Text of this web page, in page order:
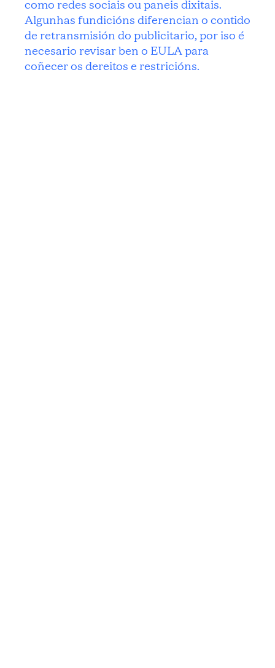
como redes sociais ou paneis dixitais.
Algunhas fundicións diferencian o contido
de retransmisión do publicitario, por iso é
necesario revisar ben o EULA para
coñecer os dereitos e restricións.